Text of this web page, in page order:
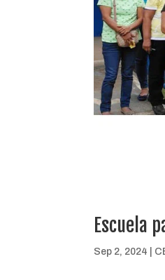
Escuela
Sep 2, 2024